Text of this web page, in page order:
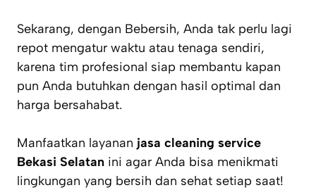
Sekarang, dengan Bebersih, Anda tak perlu lagi
repot mengatur waktu atau tenaga sendiri,
karena tim profesional siap membantu kapan
pun Anda butuhkan dengan hasil optimal dan
harga bersahabat.
Manfaatkan layanan jasa cleaning service
Bekasi Selatan ini agar Anda bisa menikmati
lingkungan yang bersih dan sehat setiap saat!